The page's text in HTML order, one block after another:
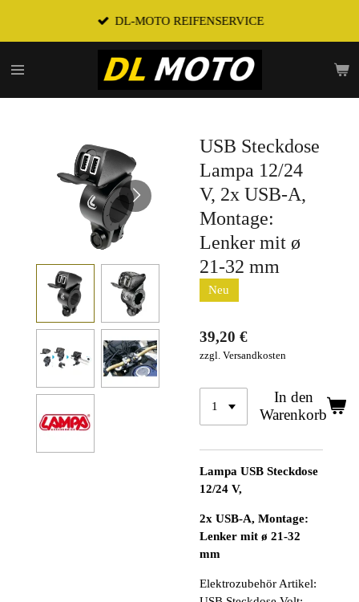
DL-MOTO REIFENSERVICE
USB Steckdose
Lampa 12/24
V, 2x USB-A,
Montage:
Lenker mit ø
21-32 mm
Neu
39,20 €
zzgl. Versandkosten
In den
Warenkorb
Lampa USB Steckdose
12/24 V,
2x USB-A, Montage:
Lenker mit ø 21-32
mm
Elektrozubehör Artikel: